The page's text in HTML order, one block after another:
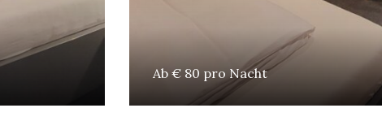
Ab € 80 pro Nacht